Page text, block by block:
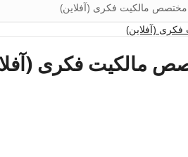
مختصص مالکیت فکری (آفلاین)
مالکیت فکری